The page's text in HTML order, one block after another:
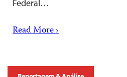
Federal…
Read More ›